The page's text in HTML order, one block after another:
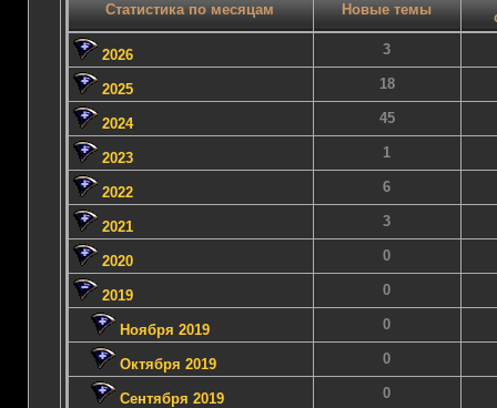
Статистика по месяцам Новые темы
2026 3
2025 18
2024 45
2023 1
2022 6
2021 3
2020 0
2019 0
Ноября 2019 0
Октября 2019 0
Сентября 2019 0